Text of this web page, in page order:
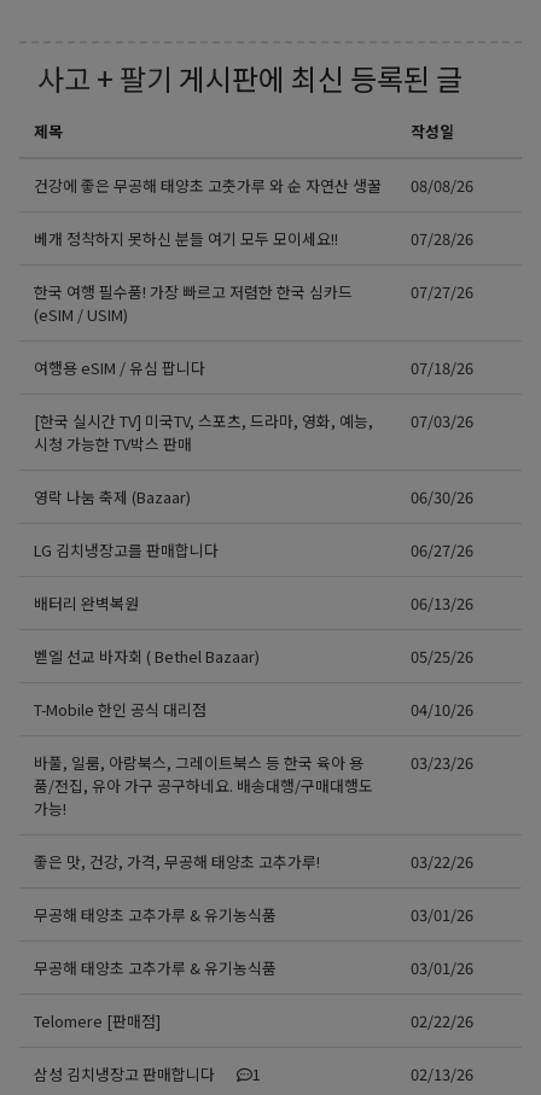
사고 + 팔기 게시판에 최신 등록된 글
제목 작성일
건강에 좋은 무공해 태양초 고춧가루 와 순 자연산 생꿀 08/08/26
베개 정착하지 못하신 분들 여기 모두 모이세요!! 07/28/26
한국 여행 필수품! 가장 빠르고 저렴한 한국 심카드
(eSIM / USIM)
07/27/26
여행용 eSIM / 유심 팝니다 07/18/26
[한국 실시간 TV] 미국TV, 스포츠, 드라마, 영화, 예능,
시청 가능한 TV박스 판매
07/03/26
영락 나눔 축제 (Bazaar) 06/30/26
LG 김치냉장고를 판매합니다 06/27/26
배터리 완벽복원 06/13/26
벧엘 선교 바자회 ( Bethel Bazaar) 05/25/26
T-Mobile 한인 공식 대리점 04/10/26
바풀, 일룸, 아람북스, 그레이트북스 등 한국 육아 용
품/전집, 유아 가구 공구하네요. 배송대행/구매대행도
가능!
03/23/26
좋은 맛, 건강, 가격, 무공해 태양초 고추가루! 03/22/26
무공해 태양초 고추가루 & 유기농식품 03/01/26
무공해 태양초 고추가루 & 유기농식품 03/01/26
Telomere [판매점] 02/22/26
삼성 김치냉장고 판매합니다 1 02/13/26